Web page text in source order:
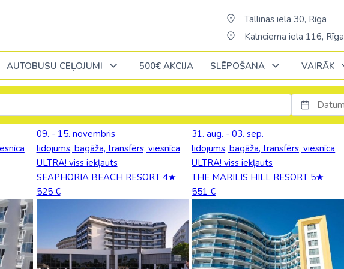
Tallinas iela 30, Rīga
Kalnciema iela 116, Rīga
Oktobrī Novembrī Decembrī
Āfrika
ĒĢIPTE: Hurgada
ĒĢIPTE: Šarm el Šeiha
Kenija /c. Stambulu/
Maurīcija (pārsēš. Stambulā)
No Palangas: Šarm el Šeiha
Āzija
Bali (pārsēš. Stambulā)
Šrilanka /pārsēš. Stambulā/
Taizeme (pārsēš. Stambulā)
Vjetnama (pārsēš. Stambulā)
Oktobrī Novembrī Decembrī
Āfrika
Alžīrija
Dienvidāfrikas republika
Ēģipte
Etiopija
Kaboverde
Āzija
AAE
Austrālija
Austrija
Azerbaidžāna
Butāna
AUTOBUSU CEĻOJUMI
Oktobrī Novembrī Decembrī
Rumānija Vācija
Somija
Spānija
500€ AKCIJA SLĒPOŠANA VAIRĀK
09. - 15. novembris
lidojums, bagāža, transfērs, viesnīca
ULTRA! viss iekļauts
SEAPHORIA BEACH RESORT 4★
525 €
31. aug. - 03. sep.
lidojums, bagāža, transfērs, viesnīca
ULTRA! viss iekļauts
THE MARILIS HILL RESORT 5★
551 €